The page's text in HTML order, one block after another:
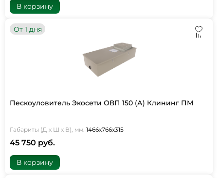
В корзину
От 1 дня
Пескоуловитель Экосети ОВП 150 (А) Клининг ПМ
Габариты (Д х Ш х В), мм: 1466х766х315
45 750 руб.
В корзину